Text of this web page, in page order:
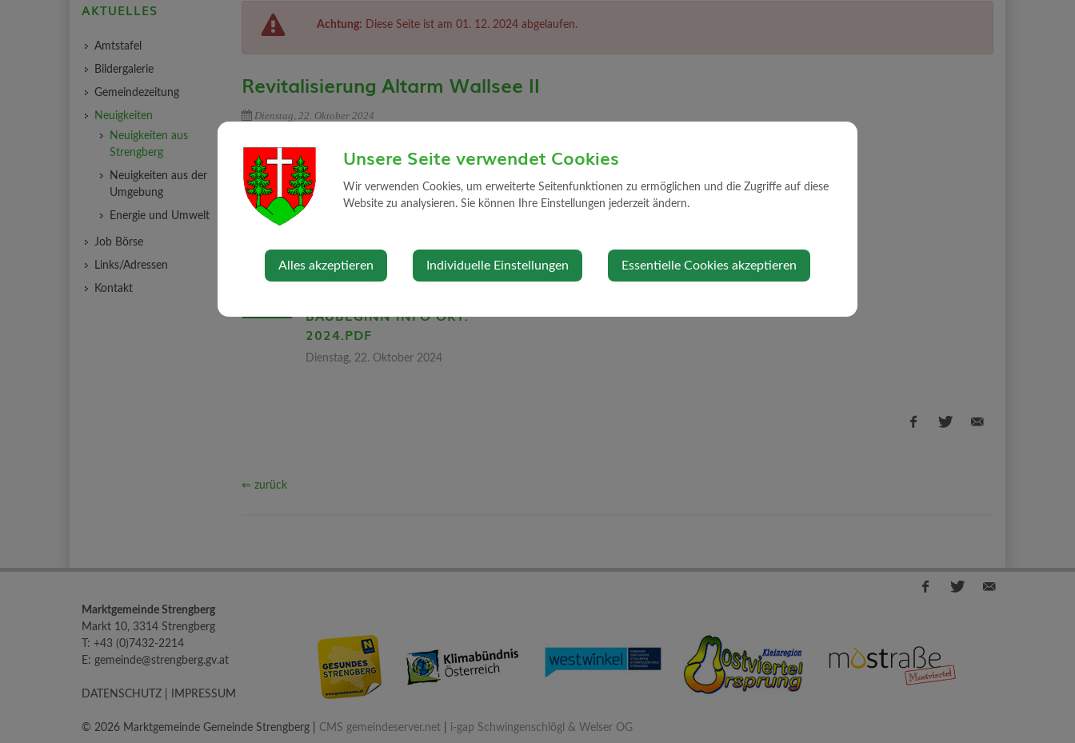
Achtung: Diese Seite ist am 01. 12. 2024 abgelaufen.
Revitalisierung Altarm Wallsee II
Dienstag, 22. Oktober 2024
Start November 2024
Weiteres siehe Text anbei.
REVITALISIERUNG
BAUBEGINN INFO OKT.
2024.PDF
Dienstag, 22. Oktober 2024
⇐ zurück
AKTUELLES
Amtstafel
Bildergalerie
Gemeindezeitung
Neuigkeiten
Neuigkeiten aus
Strengberg
Neuigkeiten aus der
Umgebung
Energie und Umwelt
Job Börse
Links/Adressen
Kontakt
share
Marktgemeinde Strengberg
Markt 10, 3314 Strengberg
T: +43 (0)7432-2214
E: gemeinde@strengberg.gv.at
DATENSCHUTZ IMPRESSUM
© 2026 Marktgemeinde Gemeinde Strengberg | CMS gemeindeserver.net i-gap Schwingenschlögl & Welser OG
Unsere Seite verwendet Cookies
Wir verwenden Cookies, um erweiterte Seitenfunktionen zu ermöglichen und die Zugriffe auf diese
Website zu analysieren. Sie können Ihre Einstellungen jederzeit ändern.
Alles akzeptieren Individuelle Einstellungen Essentielle Cookies akzeptieren